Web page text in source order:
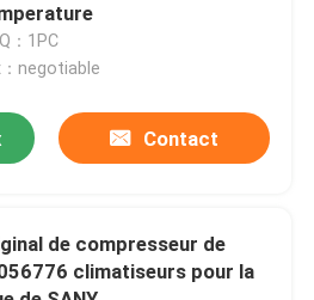
：1PC
：negotiable
Contact
de compresseur de
climatiseurs pour la